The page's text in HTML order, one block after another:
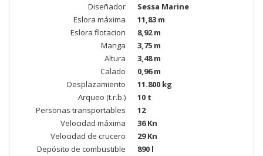
Diseñador
Sessa Marine
Eslora máxima
11,83 m
Eslora flotacion
8,92 m
Manga
3,75 m
Altura
3,48 m
Calado
0,96 m
Desplazamiento
11.800 kg
Arqueo (t.r.b.)
10 t
Personas transportables
12
Velocidad máxima
36 Kn
Velocidad de crucero
29 Kn
Depósito de combustible
890 l